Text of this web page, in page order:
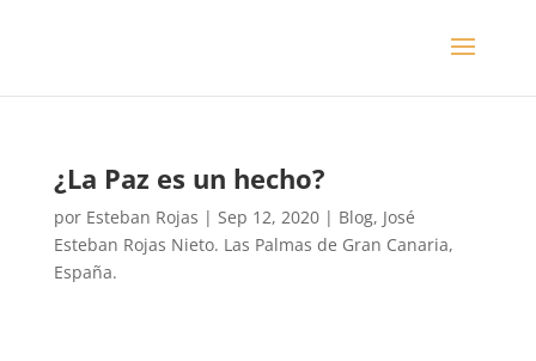
¿La Paz es un hecho?
por Esteban Rojas | Sep 12, 2020| Blog, José
Esteban Rojas Nieto. Las Palmas de Gran Canaria,
España.